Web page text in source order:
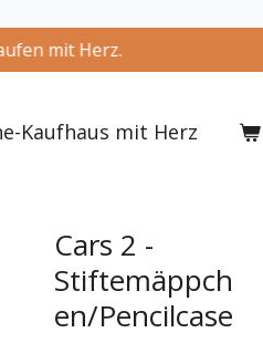
mit Herz.
Kaufhaus mit Herz
Cars 2 -
Stiftemäppch
en/Pencilcase